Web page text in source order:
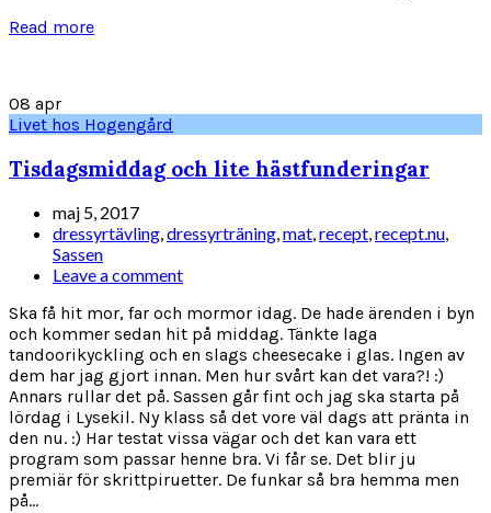
Read more
08 apr
Livet hos Hogengård
Tisdagsmiddag och lite hästfunderingar
maj 5, 2017
dressyrtävling,dressyrträning,mat,recept,recept.nu,
Sassen
Leave a comment
Ska få hit mor, far och mormor idag. De hade ärenden i byn
och kommer sedan hit på middag. Tänkte laga
tandoorikyckling och en slags cheesecake i glas. Ingen av
dem har jag gjort innan. Men hur svårt kan det vara?! :)
Annars rullar det på. Sassen går fint och jag ska starta på
lördag i Lysekil. Ny klass så det vore väl dags att pränta in
den nu. :) Har testat vissa vägar och det kan vara ett
program som passar henne bra. Vi får se. Det blir ju
premiär för skrittpiruetter. De funkar så bra hemma men
på...